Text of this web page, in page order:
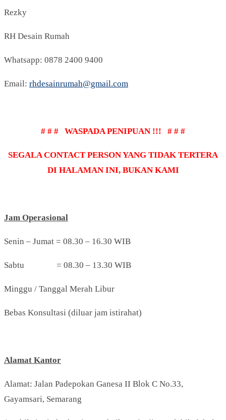
Rezky
RH Desain Rumah
Whatsapp: 0878 2400 9400
Email: rhdesainrumah@gmail.com
# # # WASPADA PENIPUAN !!! # # #
SEGALA CONTACT PERSON YANG TIDAK TERTERA
DI HALAMAN INI, BUKAN KAMI
Jam Operasional
Senin – Jumat = 08.30 – 16.30 WIB
Sabtu = 08.30 – 13.30 WIB
Minggu / Tanggal Merah Libur
Bebas Konsultasi (diluar jam istirahat)
Alamat Kantor
Alamat: Jalan Padepokan Ganesa II Blok C No.33,
Gayamsari, Semarang